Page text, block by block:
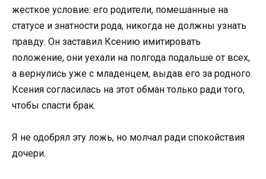
жесткое условие: его родители, помешанные на
статусе и знатности рода, никогда не должны узнать
правду. Он заставил Ксению имитировать
положение, они уехали на полгода подальше от всех,
а вернулись уже с младенцем, выдав его за родного.
Ксения согласилась на этот обман только ради того,
чтобы спасти брак.
Я не одобрял эту ложь, но молчал ради спокойствия
дочери.